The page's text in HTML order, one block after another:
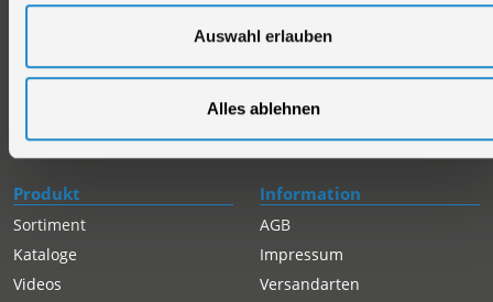
Auswahl erlauben
Alles ablehnen
Händlersuche
Servicepartner-International
Autorisierter Internetpartner
Rückgabe gekaufter Artikel
Produkt
Sortiment
Kataloge
Videos
Information
AGB
Impressum
Versandarten